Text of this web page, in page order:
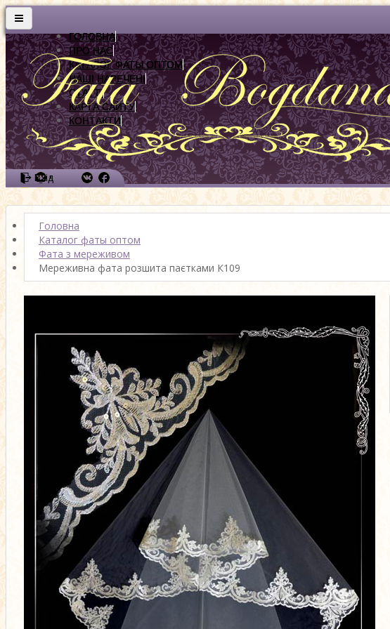
ГОЛОВНА
ПРО НАС
КАТАЛОГ ФАТЫ ОПТОМ
НАШІ НАРЕЧЕНІ
СТАТТІ
КАРТА САЙТУ
КОНТАКТИ
Вхід
Головна
Каталог фаты оптом
Фата з мереживом
Мереживна фата розшита паєтками К109